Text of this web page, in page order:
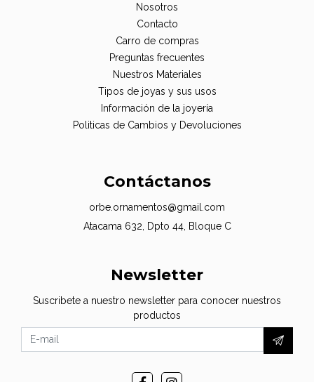
Nosotros
Contacto
Carro de compras
Preguntas frecuentes
Nuestros Materiales
Tipos de joyas y sus usos
Información de la joyería
Politicas de Cambios y Devoluciones
Contáctanos
orbe.ornamentos@gmail.com
Atacama 632, Dpto 44, Bloque C
Newsletter
Suscribete a nuestro newsletter para conocer nuestros
productos